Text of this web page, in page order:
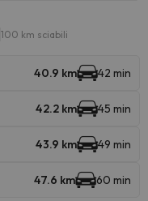
100 km sciabili
40.9 km 42 min
42.2 km 45 min
43.9 km 49 min
47.6 km 60 min